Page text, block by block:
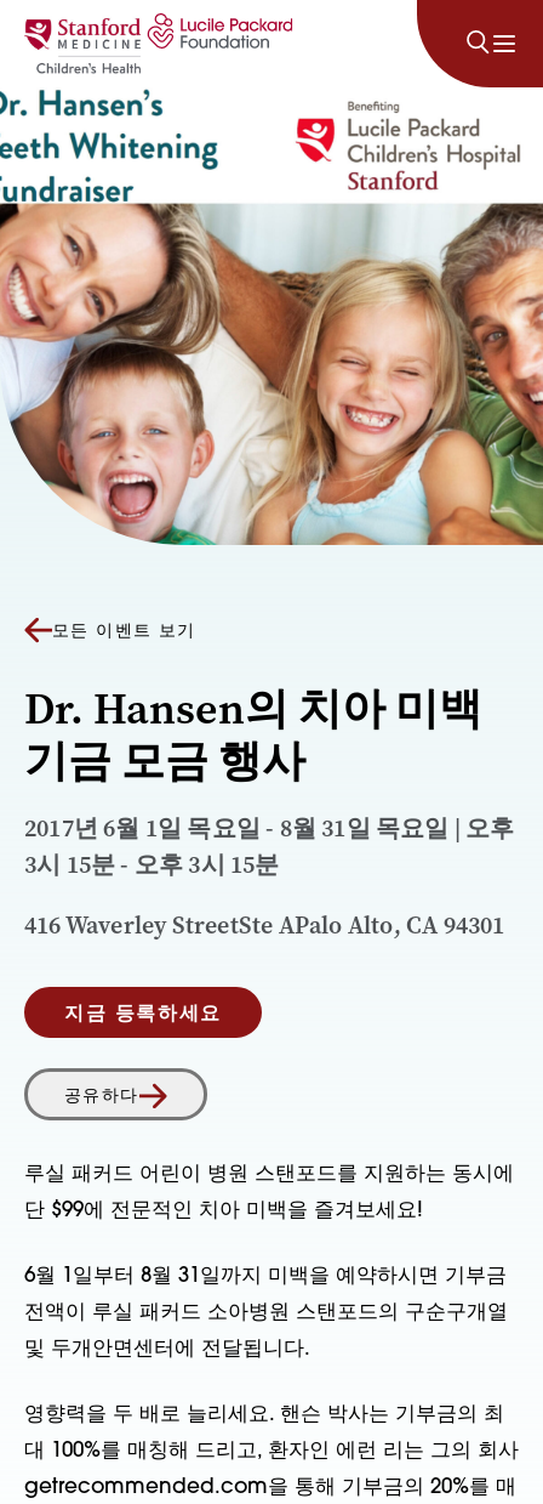
콘텐츠로 건너뛰기
모든 이벤트 보기
Dr. Hansen의 치아 미백
기금 모금 행사
2017년 6월 1일 목요일 - 8월 31일 목요일 | 오후
3시 15분 - 오후 3시 15분
416 Waverley StreetSte APalo Alto, CA 94301
지금 등록하세요
공유하다
루실 패커드 어린이 병원 스탠포드를 지원하는 동시에
단 $99에 전문적인 치아 미백을 즐겨보세요!
6월 1일부터 8월 31일까지 미백을 예약하시면 기부금
전액이 루실 패커드 소아병원 스탠포드의 구순구개열
및 두개안면센터에 전달됩니다.
영향력을 두 배로 늘리세요. 핸슨 박사는 기부금의 최
대 100%를 매칭해 드리고, 환자인 에런 리는 그의 회사
getrecommended.com을 통해 기부금의 20%를 매